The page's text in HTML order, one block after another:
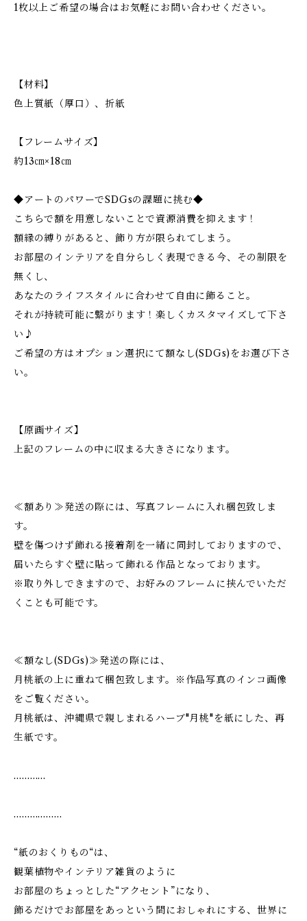
1枚以上ご希望の場合はお気軽にお問い合わせください。
【材料】
色上質紙（厚口）、折紙
【フレームサイズ】
約13㎝×18㎝
◆アートのパワーでSDGsの課題に挑む◆
こちらで額を用意しないことで資源消費を抑えます！
額縁の縛りがあると、飾り方が限られてしまう。
お部屋のインテリアを自分らしく表現できる今、その制限を
無くし、
あなたのライフスタイルに合わせて自由に飾ること。
それが持続可能に繋がります！楽しくカスタマイズして下さ
い♪
ご希望の方はオプション選択にて額なし(SDGs)をお選び下さ
い。
【原画サイズ】
上記のフレームの中に収まる大きさになります。
≪額あり≫発送の際には、写真フレームに入れ梱包致しま
す。
壁を傷つけず飾れる接着剤を一緒に同封しておりますので、
届いたらすぐ壁に貼って飾れる作品となっております。
※取り外しできますので、お好みのフレームに挟んでいただ
くことも可能です。
≪額なし(SDGs)≫発送の際には、
月桃紙の上に重ねて梱包致します。※作品写真のインコ画像
をご覧ください。
月桃紙は、沖縄県で親しまれるハーブ"月桃"を紙にした、再
生紙です。
…………
………………
“紙のおくりもの“は、
観葉植物やインテリア雑貨のように
お部屋のちょっとした“アクセント”になり、
飾るだけでお部屋をあっという間におしゃれにする、世界に